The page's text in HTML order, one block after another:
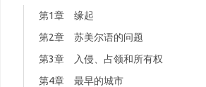
第1章 缘起
第2章 苏美尔语的问题
第3章 入侵、占领和所有权
第4章 最早的城市